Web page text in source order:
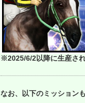
※2025/6/2以降に生産さ
なお、以下のミッション